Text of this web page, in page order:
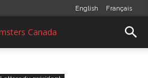
English Français